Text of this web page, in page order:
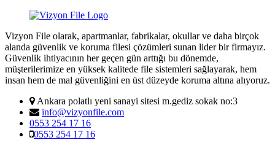
Vizyon File olarak, apartmanlar, fabrikalar, okullar ve daha birçok
alanda güvenlik ve koruma filesi çözümleri sunan lider bir firmayız.
Güvenlik ihtiyacının her geçen gün arttığı bu dönemde,
müşterilerimize en yüksek kalitede file sistemleri sağlayarak, hem
insan hem de mal güvenliğini en üst düzeyde koruma altına alıyoruz.
Ankara polatlı yeni sanayi sitesi m.gediz sokak no:3
info@vizyonfile.com
0553 254 17 16
0553 254 17 16